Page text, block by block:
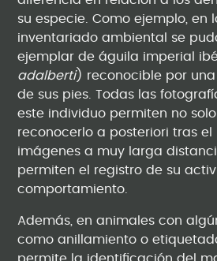
su especie. Como ejemplo, en
inventariado ambiental se
ejemplar de águila imperial
adalberti) reconocible por
de sus pies. Todas las
este individuo permiten no
reconocerlo a posteriori tras
imágenes a muy larga
permiten el registro de su
comportamiento.
Además, en animales con
como anillamiento o